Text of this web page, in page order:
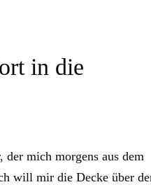
in die
mich morgens aus dem
will mir die Decke über